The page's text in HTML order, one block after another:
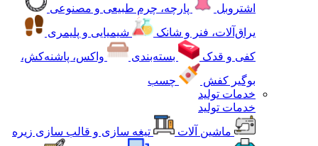
اشتروبل
پارچه، چرم طبیعی و مصنوعی
یراق‌آلات، فنر و شانک
شیمیایی و پلیمری
کفی و قدک
بسته‌بندی
واکس، پاشنه‌کش،
بوگیر کفش
چسب
خدمات تولید
خدمات تولید
ماشین آلات
تیغه سازی و قالب سازی زیره